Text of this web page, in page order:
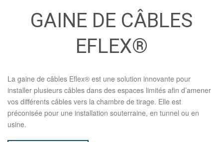
GAINE DE CÂBLES
EFLEX®
La gaine de câbles Eflex® est une solution innovante pour
installer plusieurs câbles dans des espaces limités afin d’amener
vos différents câbles vers la chambre de tirage. Elle est
préconisée pour une installation souterraine, en tunnel ou en
usine.